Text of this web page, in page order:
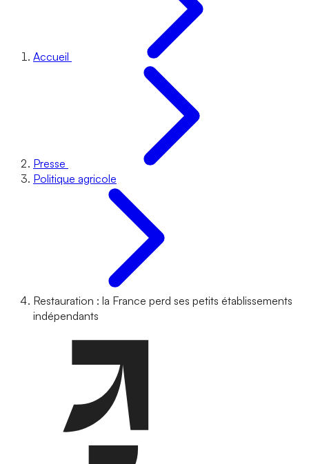
Accueil
Presse
Politique agricole
Restauration : la France perd ses petits établissements
indépendants